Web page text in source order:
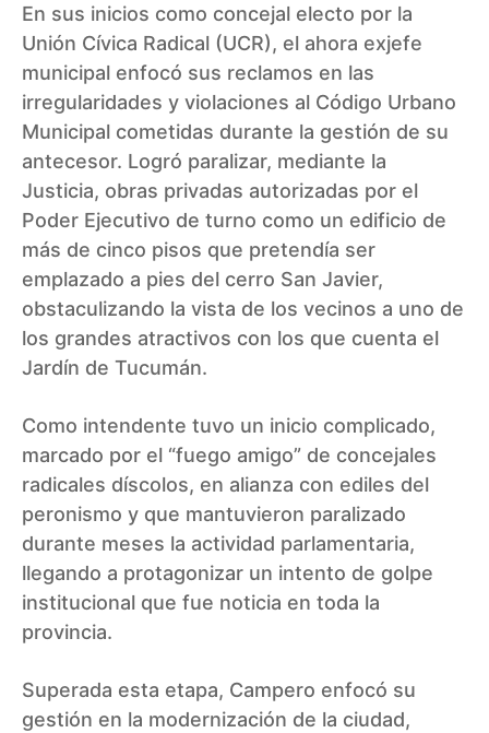
En sus inicios como concejal electo por la
Unión Cívica Radical (UCR), el ahora exjefe
municipal enfocó sus reclamos en las
irregularidades y violaciones al Código Urbano
Municipal cometidas durante la gestión de su
antecesor. Logró paralizar, mediante la
Justicia, obras privadas autorizadas por el
Poder Ejecutivo de turno como un edificio de
más de cinco pisos que pretendía ser
emplazado a pies del cerro San Javier,
obstaculizando la vista de los vecinos a uno de
los grandes atractivos con los que cuenta el
Jardín de Tucumán.
Como intendente tuvo un inicio complicado,
marcado por el “fuego amigo” de concejales
radicales díscolos, en alianza con ediles del
peronismo y que mantuvieron paralizado
durante meses la actividad parlamentaria,
llegando a protagonizar un intento de golpe
institucional que fue noticia en toda la
provincia.
Superada esta etapa, Campero enfocó su
gestión en la modernización de la ciudad,